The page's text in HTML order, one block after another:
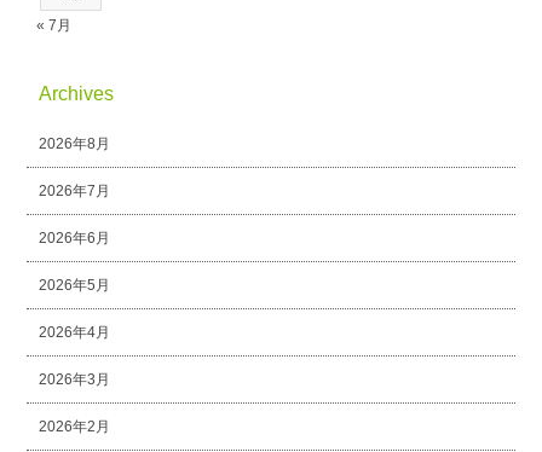
« 7月
Archives
2026年8月
2026年7月
2026年6月
2026年5月
2026年4月
2026年3月
2026年2月